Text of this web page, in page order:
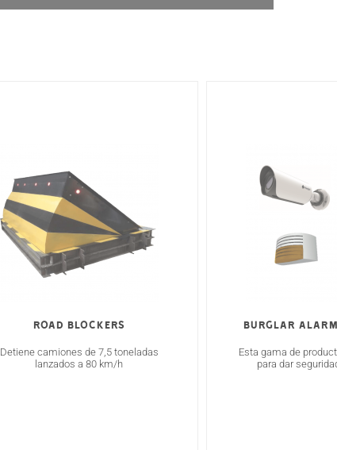
Road Blockers
Detiene camiones de 7,5 toneladas
lanzados a 80 km/h
Burglar
Esta gama de
para dar